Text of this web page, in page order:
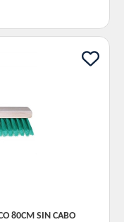
80CM SIN CABO